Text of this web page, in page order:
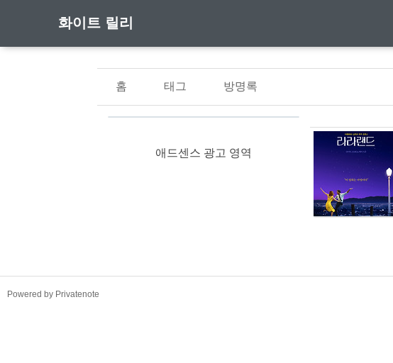
화이트 릴리
홈 태그 방명록
애드센스 광고 영역
Powered by Privatenote
TistoryWhaleSkin3.4